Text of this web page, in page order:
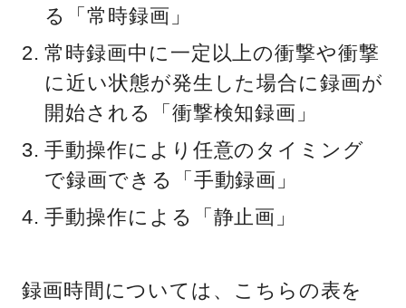
る「常時録画」
常時録画中に一定以上の衝撃や衝撃
に近い状態が発生した場合に録画が
開始される「衝撃検知録画」
手動操作により任意のタイミング
で録画できる「手動録画」
手動操作による「静止画」
録画時間については、こちらの表を